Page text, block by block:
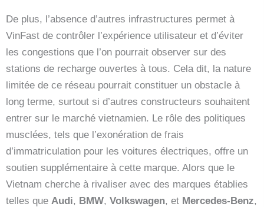
De plus, l’absence d’autres infrastructures permet à
VinFast de contrôler l’expérience utilisateur et d’éviter
les congestions que l’on pourrait observer sur des
stations de recharge ouvertes à tous. Cela dit, la nature
limitée de ce réseau pourrait constituer un obstacle à
long terme, surtout si d’autres constructeurs souhaitent
entrer sur le marché vietnamien. Le rôle des politiques
musclées, tels que l’exonération de frais
d’immatriculation pour les voitures électriques, offre un
soutien supplémentaire à cette marque. Alors que le
Vietnam cherche à rivaliser avec des marques établies
telles que Audi, BMW, Volkswagen, et Mercedes-Benz,